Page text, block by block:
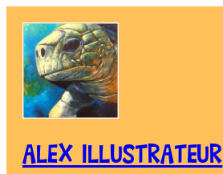
contenu
ALEX ILLUSTRATEUR